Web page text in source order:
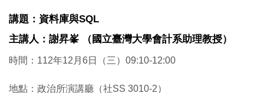
講題：資料庫與SQL
主講人：謝昇峯 （國立臺灣大學會計系助理教授）
時間：112年12月6日（三）09:10-12:00
地點：政治所演講廳（社SS 3010-2）